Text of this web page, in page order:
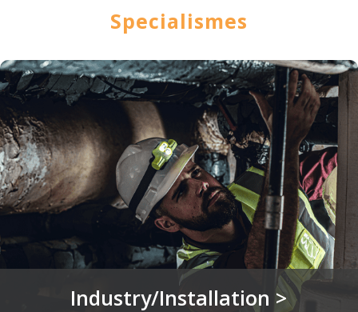
Specialismes
Industry/Installation >